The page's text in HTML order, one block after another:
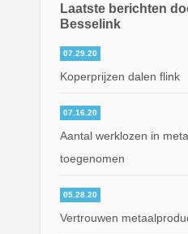
Laatste berichten
Besselink
07.29.20
Koperprijzen dalen flink
07.16.20
Aantal werklozen in
toegenomen
05.28.20
Vertrouwen